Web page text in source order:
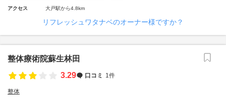
アクセス 大戸駅から4.8km
リフレッシュワタナベのオーナー様ですか？
整体療術院蘇生林田
3.29
口コミ 1件
整体